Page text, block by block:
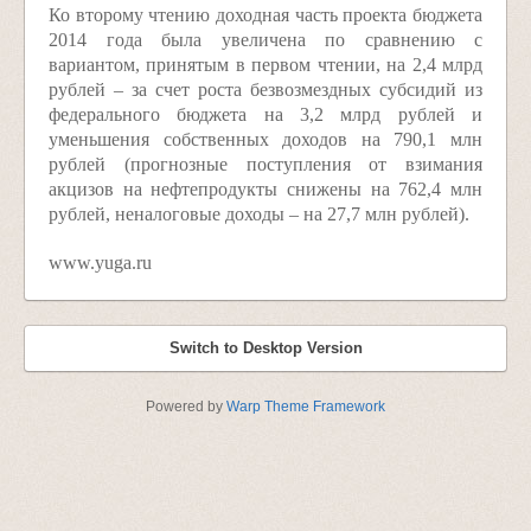
Ко второму чтению доходная часть проекта бюджета
2014 года была увеличена по сравнению с
вариантом, принятым в первом чтении, на 2,4 млрд
рублей – за счет роста безвозмездных субсидий из
федерального бюджета на 3,2 млрд рублей и
уменьшения собственных доходов на 790,1 млн
рублей (прогнозные поступления от взимания
акцизов на нефтепродукты снижены на 762,4 млн
рублей, неналоговые доходы – на 27,7 млн рублей).
www.yuga.ru
Switch to Desktop Version
Powered by Warp Theme Framework